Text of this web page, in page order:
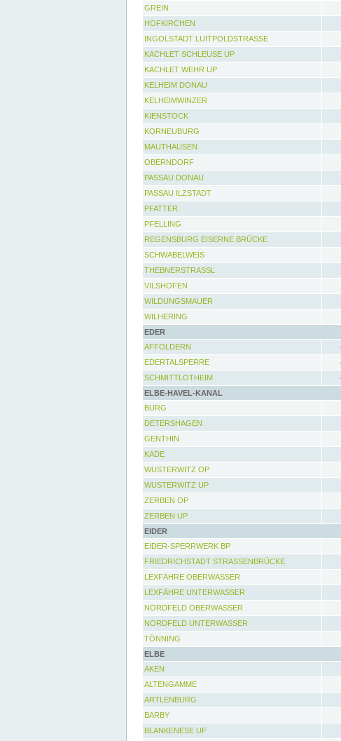
GREIN
HOFKIRCHEN
INGOLSTADT LUITPOLDSTRASSE
KACHLET SCHLEUSE UP
KACHLET WEHR UP
KELHEIM DONAU
KELHEIMWINZER
KIENSTOCK
KORNEUBURG
MAUTHAUSEN
OBERNDORF
PASSAU DONAU
PASSAU ILZSTADT
PFATTER
PFELLING
REGENSBURG EISERNE BRÜCKE
SCHWABELWEIS
THEBNERSTRASSL
VILSHOFEN
WILDUNGSMAUER
WILHERING
EDER
AFFOLDERN
EDERTALSPERRE
SCHMITTLOTHEIM
ELBE-HAVEL-KANAL
BURG
DETERSHAGEN
GENTHIN
KADE
WUSTERWITZ OP
WUSTERWITZ UP
ZERBEN OP
ZERBEN UP
EIDER
EIDER-SPERRWERK BP
FRIEDRICHSTADT STRASSENBRÜCKE
LEXFÄHRE OBERWASSER
LEXFÄHRE UNTERWASSER
NORDFELD OBERWASSER
NORDFELD UNTERWASSER
TÖNNING
ELBE
AKEN
ALTENGAMME
ARTLENBURG
BARBY
BLANKENESE UF